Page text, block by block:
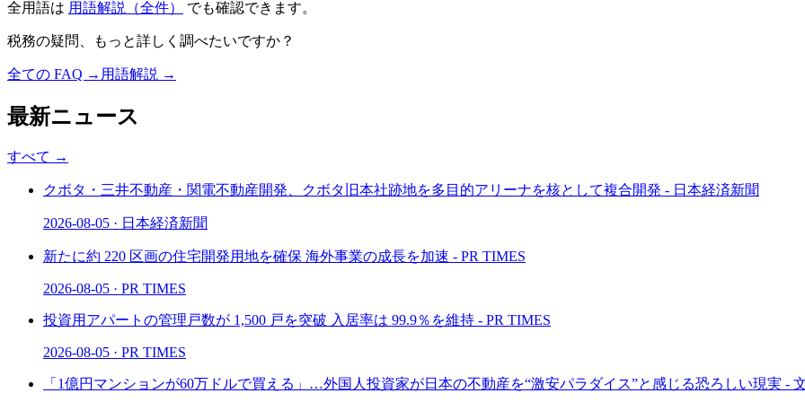
全用語は 用語解説（全件） でも確認できます。
税務の疑問、もっと詳しく調べたいですか？
全ての FAQ → 用語解説 →
最新ニュース
すべて →
クボタ・三井不動産・関電不動産開発、クボタ旧本社跡地を多目的アリーナを核として複合開発 - 日本経済新聞
2026-08-05 · 日本経済新聞
新たに約 220 区画の住宅開発用地を確保 海外事業の成長を加速 - PR TIMES
2026-08-05 · PR TIMES
投資用アパートの管理戸数が 1,500 戸を突破 入居率は 99.9％を維持 - PR TIMES
2026-08-05 · PR TIMES
「1億円マンションが60万ドルで買える」…外国人投資家が日本の不動産を“激安パラダイス”と感じる恐ろしい現実 -